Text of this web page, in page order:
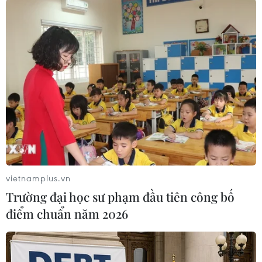
Luyện, sinh năm 2001, đang ở trong nhà tử vong.
Quảng Ninh: Sét đánh đúng mũi tàu làm
một ngư dân tử vong
vietnamplus.vn
Trường đại học sư phạm đầu tiên công bố
điểm chuẩn năm 2026